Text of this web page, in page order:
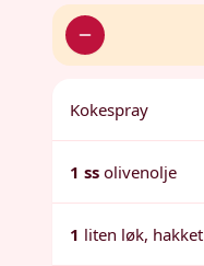
Kokespray
1 ss olivenolje
1 liten løk, hakket